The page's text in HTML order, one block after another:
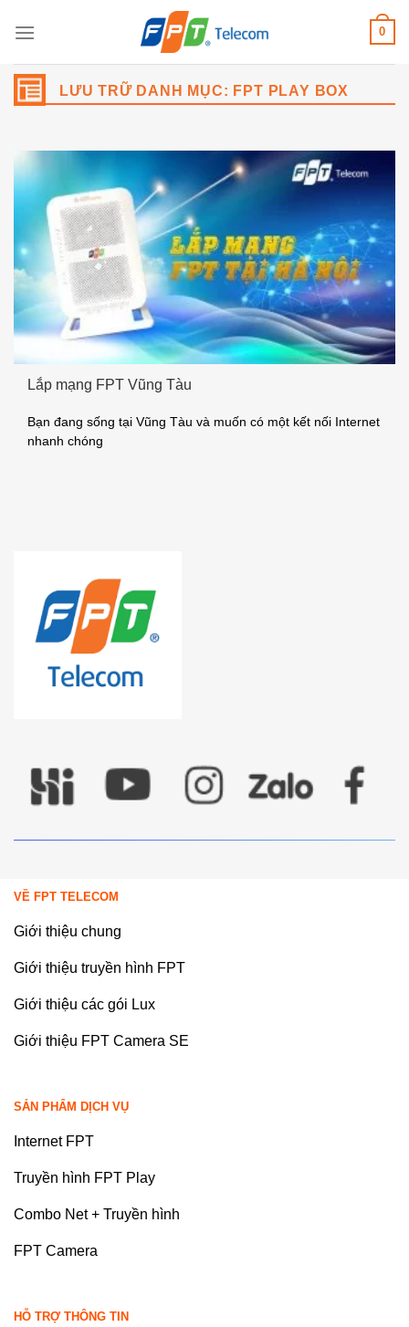
qua
dung
0
LƯU TRỮ DANH MỤC: FPT PLAY BOX
Lắp mạng FPT Vũng Tàu
Bạn đang sống tại Vũng Tàu và muốn có một kết nối Internet
nhanh chóng
VỀ FPT TELECOM
Giới thiệu chung
Giới thiệu truyền hình FPT
Giới thiệu các gói Lux
Giới thiệu FPT Camera SE
SẢN PHẨM DỊCH VỤ
Internet FPT
Truyền hình FPT Play
Combo Net + Truyền hình
FPT Camera
HỖ TRỢ THÔNG TIN